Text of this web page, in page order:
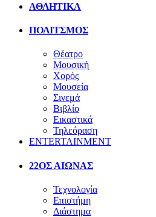
ΑΘΛΗΤΙΚΑ
ΠΟΛΙΤΣΜΟΣ
Θέατρο
Μουσική
Χορός
Μουσεία
Σινεμά
Βιβλίο
Εικαστικά
Τηλεόραση
ENTERTAINMENT
22ΟΣ ΑΙΩΝΑΣ
Τεχνολογία
Επιστήμη
Διάστημα